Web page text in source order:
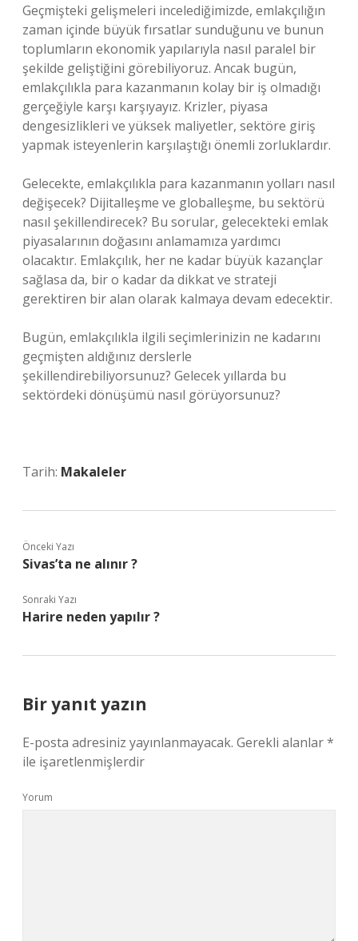
Geçmişteki gelişmeleri incelediğimizde, emlakçılığın
zaman içinde büyük fırsatlar sunduğunu ve bunun
toplumların ekonomik yapılarıyla nasıl paralel bir
şekilde geliştiğini görebiliyoruz. Ancak bugün,
emlakçılıkla para kazanmanın kolay bir iş olmadığı
gerçeğiyle karşı karşıyayız. Krizler, piyasa
dengesizlikleri ve yüksek maliyetler, sektöre giriş
yapmak isteyenlerin karşılaştığı önemli zorluklardır.
Gelecekte, emlakçılıkla para kazanmanın yolları nasıl
değişecek? Dijitalleşme ve globalleşme, bu sektörü
nasıl şekillendirecek? Bu sorular, gelecekteki emlak
piyasalarının doğasını anlamamıza yardımcı
olacaktır. Emlakçılık, her ne kadar büyük kazançlar
sağlasa da, bir o kadar da dikkat ve strateji
gerektiren bir alan olarak kalmaya devam edecektir.
Bugün, emlakçılıkla ilgili seçimlerinizin ne kadarını
geçmişten aldığınız derslerle
şekillendirebiliyorsunuz? Gelecek yıllarda bu
sektördeki dönüşümü nasıl görüyorsunuz?
Tarih: Makaleler
Önceki Yazı
Sivas’ta ne alınır ?
Sonraki Yazı
Harire neden yapılır ?
Bir yanıt yazın
E-posta adresiniz yayınlanmayacak. Gerekli alanlar*
ile işaretlenmişlerdir
Yorum